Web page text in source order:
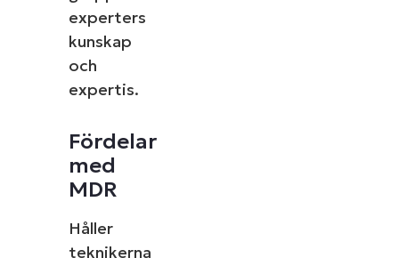
experters
kunskap
och
expertis.
Fördelar
med
MDR
Håller
teknikerna